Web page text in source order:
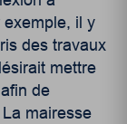
il y
des travaux
mettre
de
mairesse